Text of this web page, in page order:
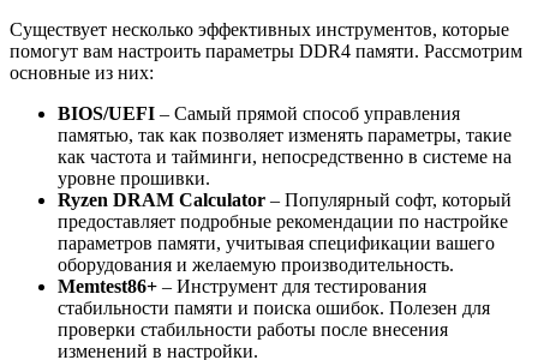
Существует несколько эффективных инструментов, которые
помогут вам настроить параметры DDR4 памяти. Рассмотрим
основные из них:
BIOS/UEFI – Самый прямой способ управления
памятью, так как позволяет изменять параметры, такие
как частота и тайминги, непосредственно в системе на
уровне прошивки.
Ryzen DRAM Calculator – Популярный софт, который
предоставляет подробные рекомендации по настройке
параметров памяти, учитывая спецификации вашего
оборудования и желаемую производительность.
Memtest86+ – Инструмент для тестирования
стабильности памяти и поиска ошибок. Полезен для
проверки стабильности работы после внесения
изменений в настройки.